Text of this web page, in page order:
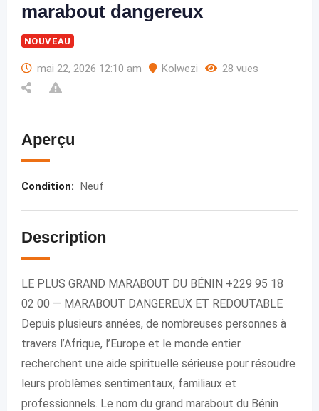
marabout dangereux
NOUVEAU
mai 22, 2026 12:10 am Kolwezi 28 vues
Aperçu
Condition: Neuf
Description
LE PLUS GRAND MARABOUT DU BÉNIN +229 95 18
02 00 — MARABOUT DANGEREUX ET REDOUTABLE
Depuis plusieurs années, de nombreuses personnes à
travers l’Afrique, l’Europe et le monde entier
recherchent une aide spirituelle sérieuse pour résoudre
leurs problèmes sentimentaux, familiaux et
professionnels. Le nom du grand marabout du Bénin